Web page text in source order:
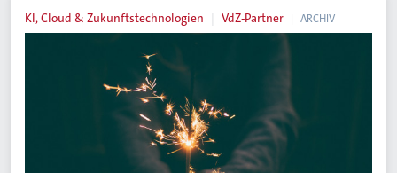
KI, Cloud & Zukunftstechnologien VdZ-Partner ARCHIV